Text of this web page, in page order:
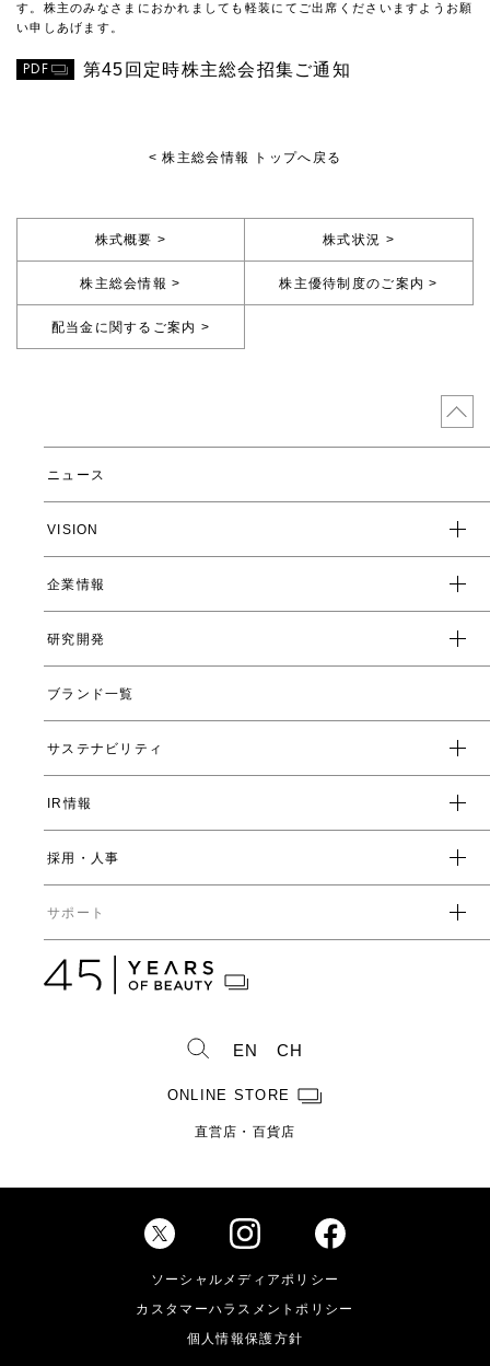
す。株主のみなさまにおかれましても軽装にてご出席くださいますようお願
い申しあげます。
PDF 第45回定時株主総会招集ご通知
< 株主総会情報 トップへ戻る
株式概要 > 株式状況 >
株主総会情報 > 株主優待制度のご案内 >
配当金に関するご案内 >
ニュース
VISION
企業スローガン
クレド
企業情報
トップメッセージ
会社概要
数字で見るヤーマン
受賞一覧
直営店・百貨店
研究開発
ヤーマンの研究開発とは
ヤーマンの技術
開発ストーリー
ブランド一覧
サステナビリティ
環境
社会
IR情報
経営方針
コーポレートガバナンス
ディスクロージャーポリシー
IRライブラリ一覧
株式情報
株式概要
Investor Relations
採用・人事
人事からのメッセージ
数字で見るヤーマン
製品ができるまで
サポート
カタログ・取扱説明書
EN CH
ONLINE STORE
直営店・百貨店
ソーシャルメディアポリシー
カスタマーハラスメントポリシー
個人情報保護方針